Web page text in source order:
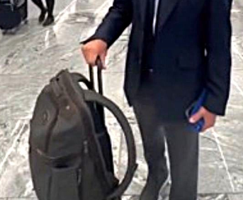
Melissa Madero Exige Aclarar Sustento Legal De Las
Washington Enfrenta Una Emergencia Ambiental Por
Avanza Plan Para Construir Estadio De Tritones
Nuevas Concesiones De Taxis En Puerto Vallarta,
Mueren Cuatro Personas Tras Explosión De Una Pipa
Bruno Blancas Lleva El Mensaje De La Cuarta
Liberan 180 Crías De Iguana Verde En El Estero El
Puerto Vallarta Participa En Los PriceAgencies Awards
Ofrecerán Asesoría Jurídica Gratuita En Puerto
Juan Solís E Iris Torres Buscan Integrar La Planilla Del